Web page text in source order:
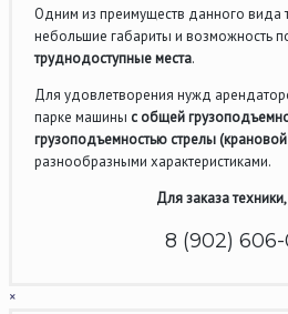
Одним из преимуществ данного вида
небольшие габариты и возможность
труднодоступные места.
Для удовлетворения нужд
парке машины с общей
грузоподъемностью стрелы
разнообразными характеристиками.
Для заказа
8 (902) 606-
×